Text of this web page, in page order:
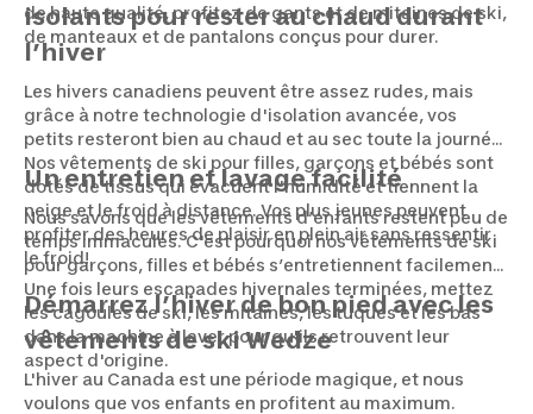
de haute qualité, profitez de gants et de mitaines de ski,
de manteaux et de pantalons conçus pour durer.
isolants pour rester au chaud durant
l’hiver
Les hivers canadiens peuvent être assez rudes, mais
grâce à notre technologie d'isolation avancée, vos
petits resteront bien au chaud et au sec toute la journée!
Nos vêtements de ski pour filles, garçons et bébés sont
dotés de tissus qui évacuent l'humidité et tiennent la
neige et le froid à distance. Vos plus jeunes peuvent
profiter des heures de plaisir en plein air sans ressentir
le froid!
Un entretien et lavage facilité
Nous savons que les vêtements d’enfants restent peu de
temps immaculés. C'est pourquoi nos vêtements de ski
pour garçons, filles et bébés s’entretiennent facilement.
Une fois leurs escapades hivernales terminées, mettez
les cagoules de ski, les mitaines, les tuques et les bas
dans la machine à laver pour qu'ils retrouvent leur
aspect d'origine.
Démarrez l’hiver de bon pied avec les
vêtements de ski Wedze
L'hiver au Canada est une période magique, et nous
voulons que vos enfants en profitent au maximum.